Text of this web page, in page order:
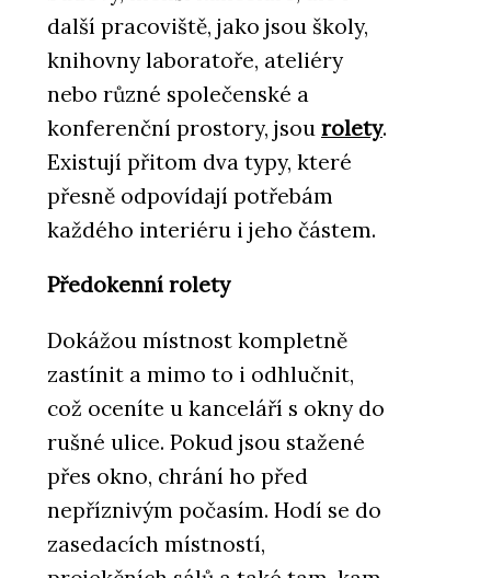
další pracoviště, jako jsou školy,
knihovny laboratoře, ateliéry
nebo různé společenské a
konferenční prostory, jsou rolety.
Existují přitom dva typy, které
přesně odpovídají potřebám
každého interiéru i jeho částem.
Předokenní rolety
Dokážou místnost kompletně
zastínit a mimo to i odhlučnit,
což oceníte u kanceláří s okny do
rušné ulice. Pokud jsou stažené
přes okno, chrání ho před
nepříznivým počasím. Hodí se do
zasedacích místností,